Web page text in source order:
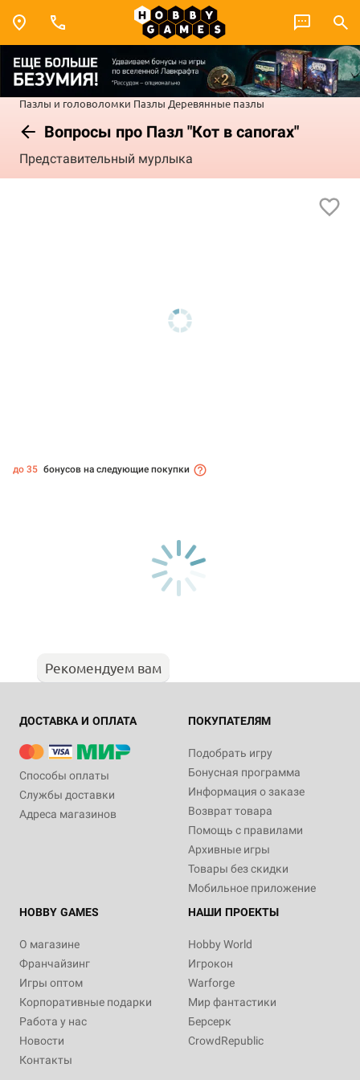
Пазлы и головоломки Пазлы Деревянные пазлы
Вопросы про Пазл "Кот в сапогах"
Представительный мурлыка
до 35 бонусов на следующие покупки
Рекомендуем вам
ДОСТАВКА И ОПЛАТА
Способы оплаты
Службы доставки
Адреса магазинов
ПОКУПАТЕЛЯМ
Подобрать игру
Бонусная программа
Информация о заказе
Возврат товара
Помощь с правилами
Архивные игры
Товары без скидки
Мобильное приложение
HOBBY GAMES
О магазине
Франчайзинг
Игры оптом
Корпоративные подарки
Работа у нас
Новости
Контакты
НАШИ ПРОЕКТЫ
Hobby World
Игрокон
Warforge
Мир фантастики
Берсерк
CrowdRepublic